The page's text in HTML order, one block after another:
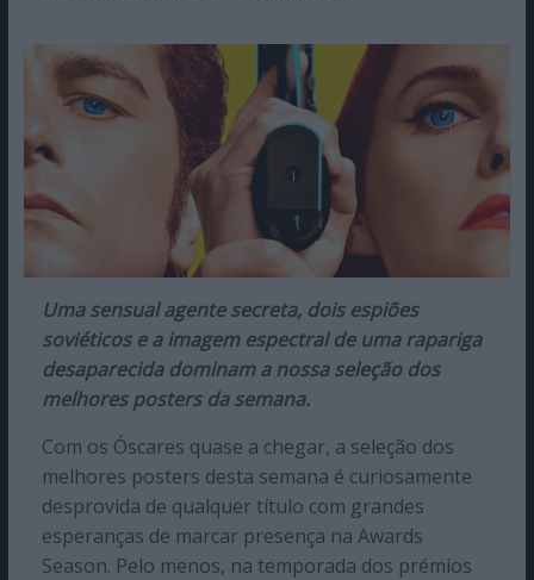
Uma sensual agente secreta, dois espiões
soviéticos e a imagem espectral de uma rapariga
desaparecida dominam a nossa seleção dos
melhores posters da semana.
Com os Óscares quase a chegar, a seleção dos
melhores posters desta semana é curiosamente
desprovida de qualquer título com grandes
esperanças de marcar presença na Awards
Season. Pelo menos, na temporada dos prémios